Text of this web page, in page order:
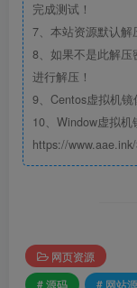
完成测试！
7、本站资源默认解
8、如果不是此解
进行解压！
9、Centos虚拟机
10、Window虚拟机
https://
网页资源
# 源码
# 网站